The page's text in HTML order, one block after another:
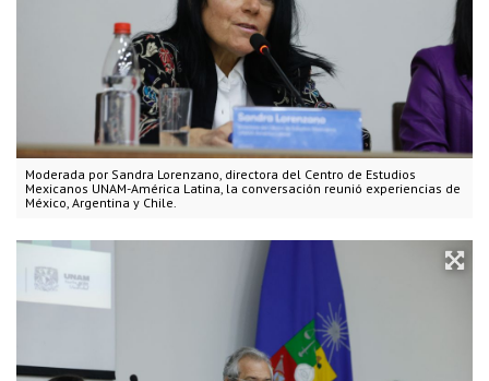
Moderada por Sandra Lorenzano, directora del Centro de Estudios
Mexicanos UNAM-América Latina, la conversación reunió experiencias de
México, Argentina y Chile.